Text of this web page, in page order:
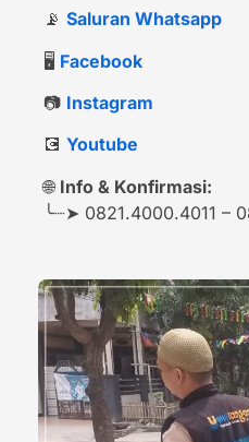
📡 Saluran Whatsapp
🖥️ Facebook
📷 Instagram
💽 Youtube
🌐 Info & Konfirmasi:
╰┈➤ 0821.4000.4011 –